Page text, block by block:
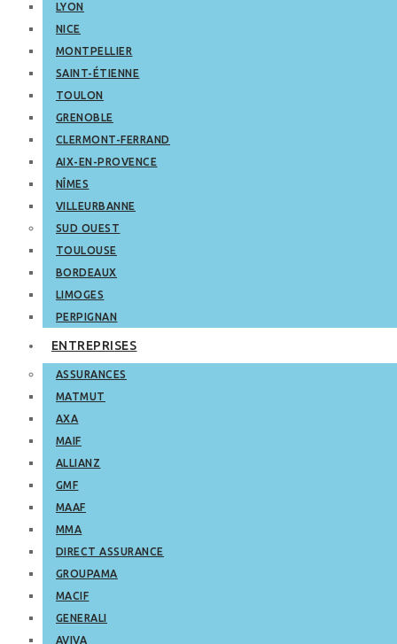
LYON
NICE
MONTPELLIER
SAINT-ÉTIENNE
TOULON
GRENOBLE
CLERMONT-FERRAND
AIX-EN-PROVENCE
NÎMES
VILLEURBANNE
SUD OUEST
TOULOUSE
BORDEAUX
LIMOGES
PERPIGNAN
ENTREPRISES
ASSURANCES
MATMUT
AXA
MAIF
ALLIANZ
GMF
MAAF
MMA
DIRECT ASSURANCE
GROUPAMA
MACIF
GENERALI
AVIVA